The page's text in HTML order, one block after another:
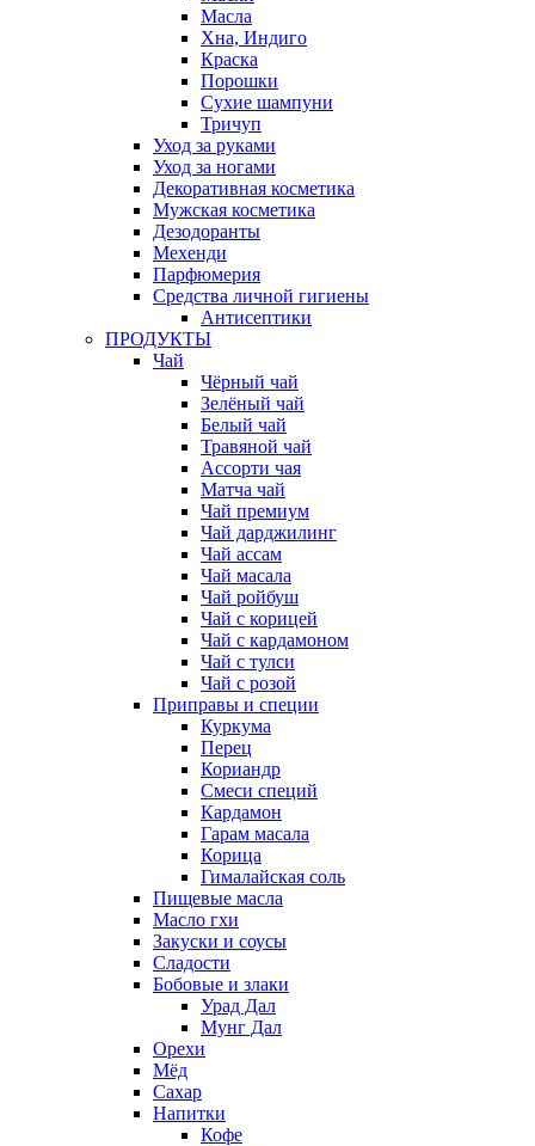
Масла
Хна, Индиго
Краска
Порошки
Сухие шампуни
Тричуп
Уход за руками
Уход за ногами
Декоративная косметика
Мужская косметика
Дезодоранты
Мехенди
Парфюмерия
Средства личной гигиены
Антисептики
ПРОДУКТЫ
Чай
Чёрный чай
Зелёный чай
Белый чай
Травяной чай
Ассорти чая
Матча чай
Чай премиум
Чай дарджилинг
Чай ассам
Чай масала
Чай ройбуш
Чай с корицей
Чай с кардамоном
Чай с тулси
Чай с розой
Приправы и специи
Куркума
Перец
Кориандр
Смеси специй
Кардамон
Гарам масала
Корица
Гималайская соль
Пищевые масла
Масло гхи
Закуски и соусы
Сладости
Бобовые и злаки
Урад Дал
Мунг Дал
Орехи
Мёд
Сахар
Напитки
Кофе